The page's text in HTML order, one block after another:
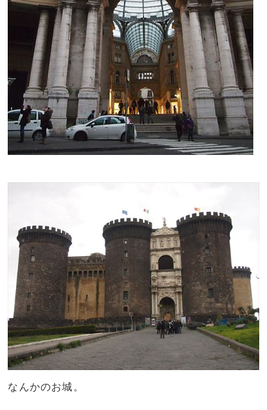
なんかのお城。